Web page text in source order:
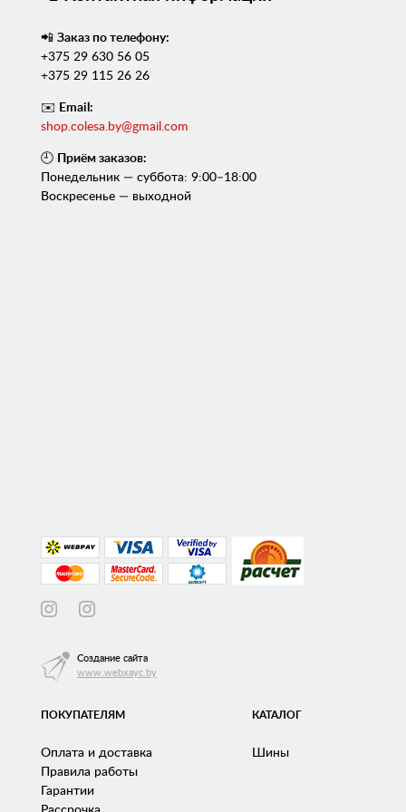
ПОКУПАТЕЛЯМ
Оплата и доставка
Правила работы
Гарантии
КАТАЛОГ
Шины
📲 Заказ по телефону:
+375 29 630 56 05
+375 29 115 26 26
✉️ Email:
shop.colesa.by@gmail.com
🕘 Приём заказов:
Понедельник — суббота: 9:00–18:00
Воскресенье — выходной
Создание сайта
www.webxayc.by